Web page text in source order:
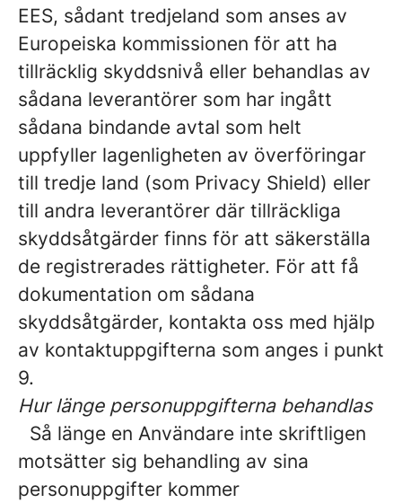
EES, sådant tredjeland som anses av
Europeiska kommissionen för att ha
tillräcklig skyddsnivå eller behandlas av
sådana leverantörer som har ingått
sådana bindande avtal som helt
uppfyller lagenligheten av överföringar
till tredje land (som Privacy Shield) eller
till andra leverantörer där tillräckliga
skyddsåtgärder finns för att säkerställa
de registrerades rättigheter. För att få
dokumentation om sådana
skyddsåtgärder, kontakta oss med hjälp
av kontaktuppgifterna som anges i punkt
9.
Hur länge personuppgifterna behandlas
Så länge en Användare inte skriftligen
motsätter sig behandling av sina
personuppgifter kommer